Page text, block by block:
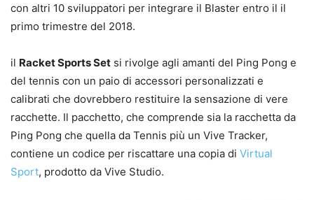
con altri 10 sviluppatori per integrare il Blaster entro il il
primo trimestre del 2018.
il Racket Sports Set si rivolge agli amanti del Ping Pong e
del tennis con un paio di accessori personalizzati e
calibrati che dovrebbero restituire la sensazione di vere
racchette. Il pacchetto, che comprende sia la racchetta da
Ping Pong che quella da Tennis più un Vive Tracker,
contiene un codice per riscattare una copia di Virtual
Sport, prodotto da Vive Studio.